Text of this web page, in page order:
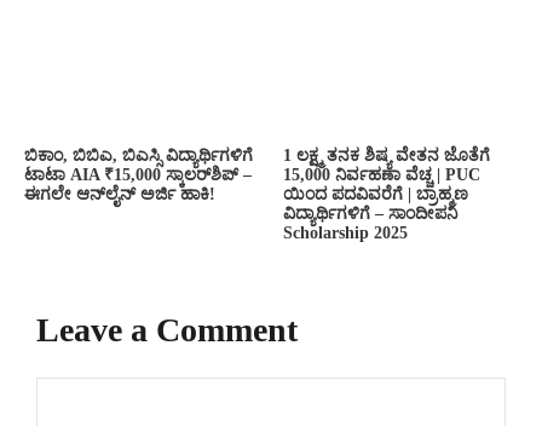
ಬಿಕಾಂ, ಬಿಬಿಎ, ಬಿಎಸ್ಸಿ ವಿದ್ಯಾರ್ಥಿಗಳಿಗೆ
ಟಾಟಾ AIA ₹15,000 ಸ್ಕಾಲರ್‌ಶಿಪ್ –
ಈಗಲೇ ಆನ್‌ಲೈನ್ ಅರ್ಜಿ ಹಾಕಿ!
1 ಲಕ್ಷ್ಮ ತನಕ ಶಿಷ್ಯ ವೇತನ ಜೊತೆಗೆ
15,000 ನಿರ್ವಹಣಾ ವೆಚ್ಚ | PUC
ಯಿಂದ ಪದವಿವರೆಗೆ | ಬ್ರಾಹ್ಮಣ
ವಿದ್ಯಾರ್ಥಿಗಳಿಗೆ – ಸಾಂದೀಪನಿ
Scholarship 2025
Leave a Comment